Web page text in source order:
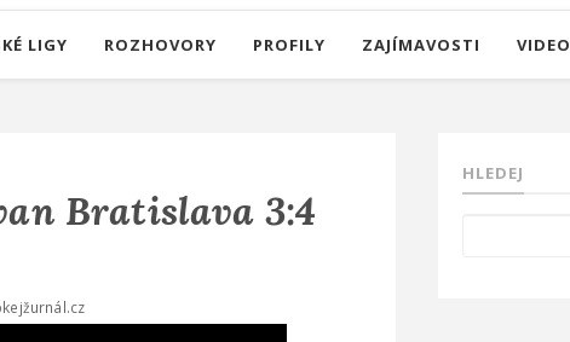
LIGY ROZHOVORY PROFILY ZAJÍMAVOSTI VIDEO
Bratislava 3:4
HLEDEJ